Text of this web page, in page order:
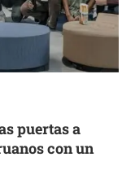
puertas a
con un